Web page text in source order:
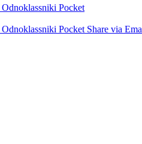
Odnoklassniki Pocket
Odnoklassniki Pocket Share via